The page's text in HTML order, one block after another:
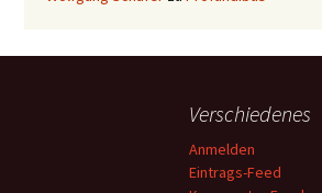
Verschiedenes
Anmelden
Eintrags-Feed